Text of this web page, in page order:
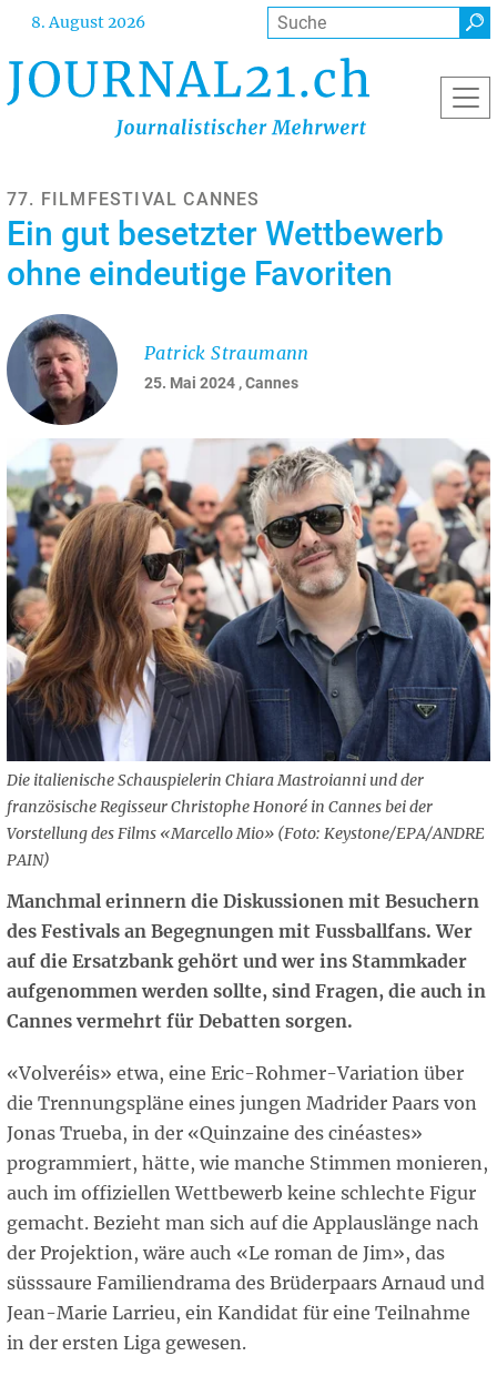
Direkt
Inhalt
8. August 2026 Suche
77. FILMFESTIVAL CANNES
Ein gut besetzter Wettbewerb
ohne eindeutige Favoriten
25. Mai 2024 , Cannes
Patrick Straumann
Die italienische Schauspielerin Chiara Mastroianni und der
französische Regisseur Christophe Honoré in Cannes bei der
Vorstellung des Films «Marcello Mio» (Foto: Keystone/EPA/ANDRE
PAIN)
Manchmal erinnern die Diskussionen mit Besuchern
des Festivals an Begegnungen mit Fussballfans. Wer
auf die Ersatzbank gehört und wer ins Stammkader
aufgenommen werden sollte, sind Fragen, die auch in
Cannes vermehrt für Debatten sorgen.
«Volveréis» etwa, eine Eric-Rohmer-Variation über
die Trennungspläne eines jungen Madrider Paars von
Jonas Trueba, in der «Quinzaine des cinéastes»
programmiert, hätte, wie manche Stimmen monieren,
auch im offiziellen Wettbewerb keine schlechte Figur
gemacht. Bezieht man sich auf die Applauslänge nach
der Projektion, wäre auch «Le roman de Jim», das
süsssaure Familiendrama des Brüderpaars Arnaud und
Jean-Marie Larrieu, ein Kandidat für eine Teilnahme
in der ersten Liga gewesen.